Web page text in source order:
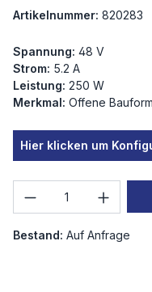
Artikelnummer: 820283
Spannung: 48 V
Strom: 5.2 A
Leistung: 250 W
Merkmal: Offene Bauform
Hier klicken um
Produkt
Bestand: Auf Anfrage